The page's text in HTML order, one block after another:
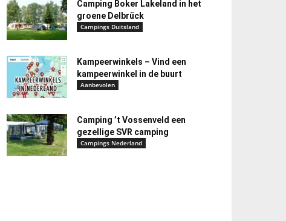
Camping Boker Lakeland in het
groene Delbrück
Campings Duitsland
Kampeerwinkels – Vind een
kampeerwinkel in de buurt
Aanbevolen
Camping ’t Vossenveld een
gezellige SVR camping
Campings Nederland